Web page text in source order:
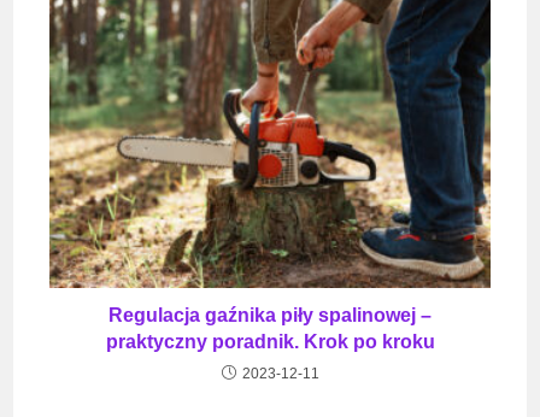
Regulacja gaźnika piły spalinowej –
praktyczny poradnik. Krok po kroku
2023-12-11